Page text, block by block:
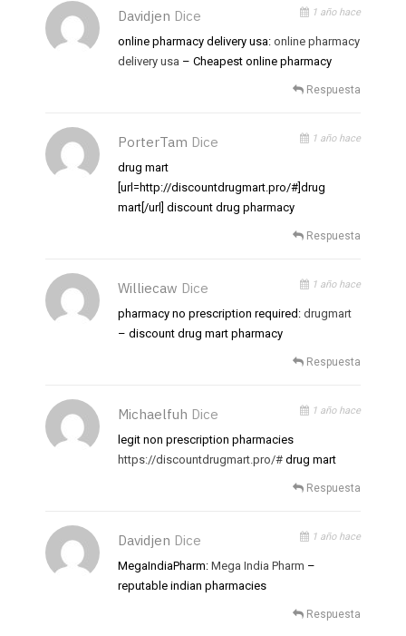
Davidjen Dice 1 año hace
online pharmacy delivery usa: online pharmacy
delivery usa – Cheapest online pharmacy
Respuesta
PorterTam Dice 1 año hace
drug mart
[url=http://discountdrugmart.pro/#]drug
mart[/url] discount drug pharmacy
Respuesta
Williecaw Dice 1 año hace
pharmacy no prescription required: drugmart
– discount drug mart pharmacy
Respuesta
Michaelfuh Dice 1 año hace
legit non prescription pharmacies
https://discountdrugmart.pro/# drug mart
Respuesta
Davidjen Dice 1 año hace
MegaIndiaPharm: Mega India Pharm –
reputable indian pharmacies
Respuesta